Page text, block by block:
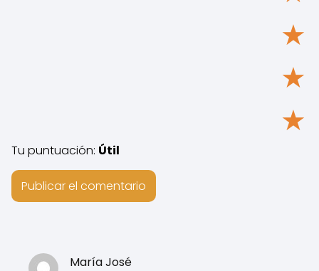
María José
★
★
★
Tu puntuación: Útil